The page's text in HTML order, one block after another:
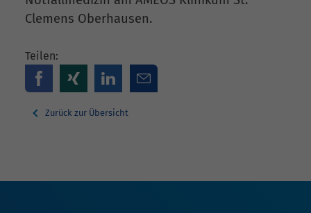
Clemens Oberhausen.
Teilen:
Zurück zur Übersicht